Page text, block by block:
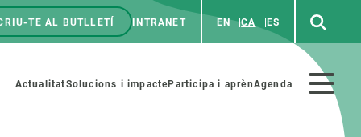
TE AL BUTLLETÍ INTRANET EN CA ES
Menú
ActualitatSolucions i impacteParticipa i aprènAgenda